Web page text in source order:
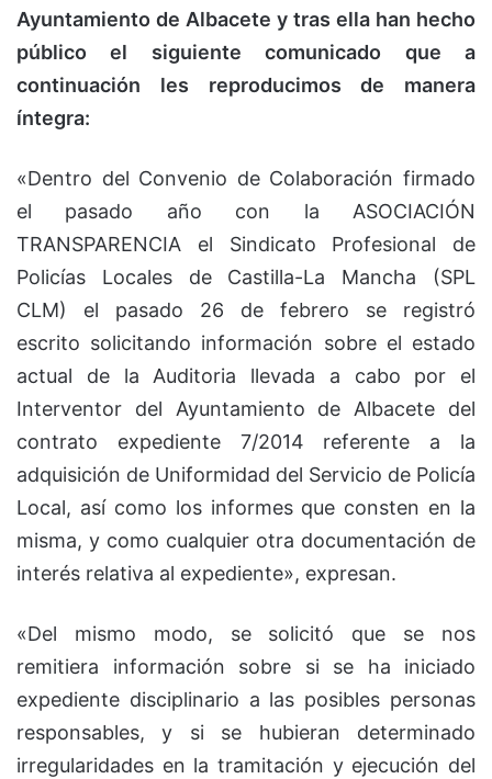
Ayuntamiento de Albacete y tras ella han hecho
público el siguiente comunicado que a
continuación les reproducimos de manera
íntegra:
«Dentro del Convenio de Colaboración firmado
el pasado año con la ASOCIACIÓN
TRANSPARENCIA el Sindicato Profesional de
Policías Locales de Castilla-La Mancha (SPL
CLM) el pasado 26 de febrero se registró
escrito solicitando información sobre el estado
actual de la Auditoria llevada a cabo por el
Interventor del Ayuntamiento de Albacete del
contrato expediente 7/2014 referente a la
adquisición de Uniformidad del Servicio de Policía
Local, así como los informes que consten en la
misma, y como cualquier otra documentación de
interés relativa al expediente», expresan.
«Del mismo modo, se solicitó que se nos
remitiera información sobre si se ha iniciado
expediente disciplinario a las posibles personas
responsables, y si se hubieran determinado
irregularidades en la tramitación y ejecución del